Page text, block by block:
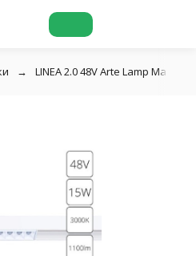
LINEA 2.0 48V Arte Lamp